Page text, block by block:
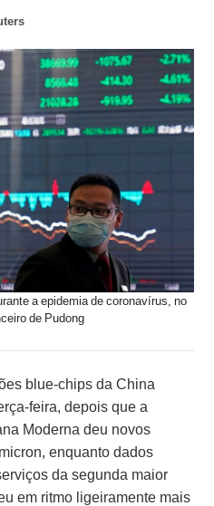
a epidemia de coronavírus, no
de Pudong
blue-chips da China
feira, depois que a
Moderna deu novos
enquanto dados
da segunda maior
em ritmo ligeiramente mais